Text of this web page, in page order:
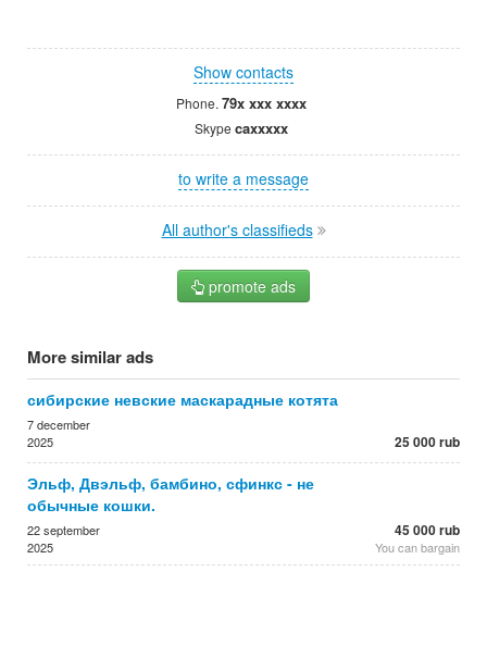
Show contacts
Phone. 79x xxx xxxx
Skype caxxxxx
to write a message
All author's classifieds
promote ads
More similar ads
сибирские невские маскарадные котята
7 december
2025
25 000 rub
Эльф, Двэльф, бамбино, сфинкс - не
обычные кошки.
22 september
2025
45 000 rub
You can bargain